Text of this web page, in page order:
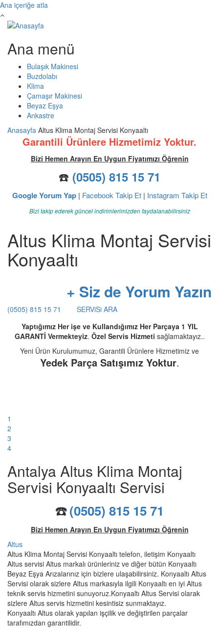
Ana içeriğe atla
Ana menü
Bulaşık Makinesi
Buzdolabı
Klima
Çamaşır Makinesi
Beyaz Eşya
Ankastre
Anasayfa Altus Klima Montaj Servisi Konyaaltı
Garantili Ürünlere Hizmetimiz Yoktur.
Bizi Hemen Arayın En Uygun Fiyatımızı Öğrenin
☎️ (0505) 815 15 71
Google Yorum Yap| Facebook Takip Et| Instagram Takip Et
Bizi takip ederek güncel indirimlerimizden faydalanabilirsiniz
Altus Klima Montaj Servisi
Konyaaltı
+ Siz de Yorum Yazın
(0505) 815 15 71
SERViSi ARA
Yaptığımız Her işe ve Kullandığımız Her Parçaya 1 YIL
GARANTİ Vermekteyiz. Özel Servis Hizmeti sağlamaktayız..
Yeni Ürün Kurulumumuz, Garantili Ürünlere Hizmetimiz ve
Yedek Parça Satışımız Yoktur.
1
2
3
4
Antalya Altus Klima Montaj
Servisi Konyaaltı Servisi
☎️(0505) 815 15 71
Bizi Hemen Arayın En Uygun Fiyatımızı Öğrenin
Altus
Altus Klima Montaj Servisi Konyaaltı telefon, iletişim Konyaaltı
Altus servisi Altus markalı ürünleriniz ve diğer bütün Konyaaltı
Beyaz Eşya Arızalarınız için bizlere ulaşabilirsiniz. Konyaaltı Altus
Servisi olarak sizlere Altus markasıyla ilgili Konyaaltı en iyi Altus
teknik servis hizmetini sunuyoruz.Konyaaltı Altus Servisi olarak
sizlere Altus servis hizmetini kesintisiz sunmaktayız.
Konyaaltı Altus olarak yapılan işçilik ve değiştirilen parçalar
tarafımızdan garantilidir.